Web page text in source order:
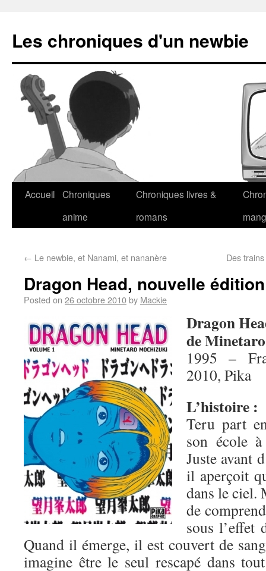
Les chroniques d'un newbie
Accueil Chroniques
anime
Chroniques livres &
romans
← Le newbie, et Nanami, et nananère Des
Dragon Head, nouvelle édition
Posted on 26 octobre 2010by Mackie
Dragon
de
1995 –
2010, Pika
L’histoire :
Teru part
son école
Juste avant
il aperçoit
dans le ciel.
de
sous l’effet
Quand il émerge, il est couvert de
imagine être le seul rescapé dans